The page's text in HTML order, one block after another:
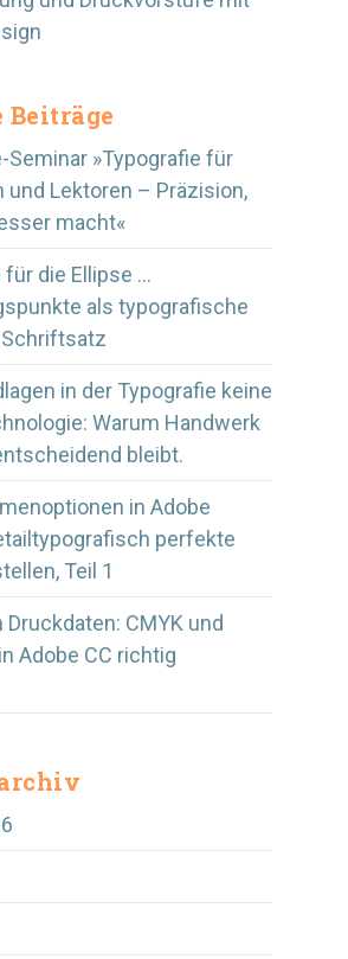
Seminar »Typografie für
und Lektoren – Präzision,
macht«
für die Ellipse …
als typografische
in der Typografie keine
Warum Handwerk
bleibt.
in Adobe
perfekte
Teil 1
Druckdaten: CMYK und
Adobe CC richtig